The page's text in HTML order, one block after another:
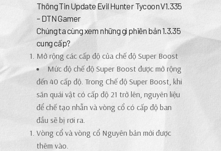
Thông Tin Update Evil Hunter Tycoon V1.335
– DTN Gamer
Chúng ta cùng xem những gì phiên bản 1.3.35
cung cấp?
Mở rộng các cấp độ của chế độ Super Boost
Mức độ chế độ Super Boost được mở rộng
đến 40 cấp độ. Trong Chế độ Super Boost, khi
săn quái vật có cấp độ 21 trở lên, nguyên liệu
để chế tạo nhẫn và vòng cổ có cấp độ ban
đầu sẽ bị rơi ra.
Vòng cổ và vòng cổ Nguyên bản mới được
thêm vào.